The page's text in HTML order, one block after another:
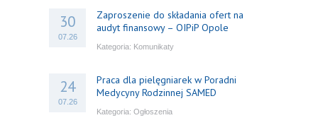
30
07.26
Zaproszenie do składania ofert na
audyt finansowy – OIPiP Opole
Kategoria: Komunikaty
24
07.26
Praca dla pielęgniarek w Poradni
Medycyny Rodzinnej SAMED
Kategoria: Ogłoszenia